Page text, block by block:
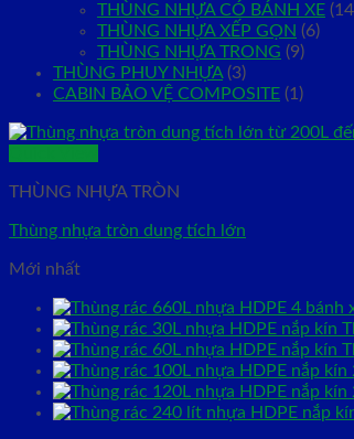
THÙNG NHỰA CÓ BÁNH XE
THÙNG NHỰA XẾP GỌN (6)
THÙNG NHỰA TRONG (9)
THÙNG PHUY NHỰA (3)
CABIN BẢO VỆ COMPOSITE (1)
THÙNG NHỰA TRÒN
Thùng nhựa tròn dung tích lớn
Mới nhất